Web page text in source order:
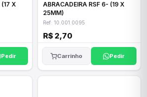
Pedir
ABRACADEIRA RSF 6- (19 X
25MM)
Ref: 10.001.0095
R$ 2,70
Carrinho Pedir